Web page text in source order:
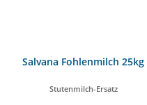
Salvana Fohlenmilch 25kg
Stutenmilch-Ersatz